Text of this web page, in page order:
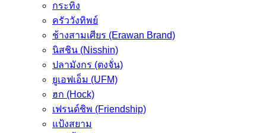
กระทิง
ครัววังทิพย์
ช้างสามเศียร (Erawan Brand)
นิสชิน (Nisshin)
ปลามังกร (ตงจั่น)
ยูเอฟเอ็ม (UFM)
ฮก (Hock)
เฟรนด์ชิพ (Friendship)
แป้งสยาม